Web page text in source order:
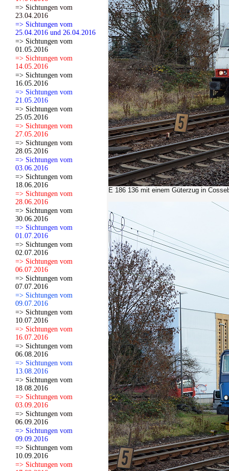
=> Sichtungen vom
23.04.2016
=> Sichtungen vom
25.04.2016 und 26.04.2016
=> Sichtungen vom
01.05.2016
=> Sichtungen vom
14.05.2016
=> Sichtungen vom
16.05.2016
=> Sichtungen vom
21.05.2016
=> Sichtungen vom
25.05.2016
=> Sichtungen vom
27.05.2016
=> Sichtungen vom
28.05.2016
=> Sichtungen vom
03.06.2016
=> Sichtungen vom
18.06.2016
=> Sichtungen vom
28.06.2016
=> Sichtungen vom
30.06.2016
=> Sichtungen vom
01.07.2016
=> Sichtungen vom
02.07.2016
=> Sichtungen vom
06.07.2016
=> Sichtungen vom
07.07.2016
=> Sichtungen vom
09.07.2016
=> Sichtungen vom
10.07.2016
=> Sichtungen vom
16.07.2016
=> Sichtungen vom
06.08.2016
=> Sichtungen vom
13.08.2016
=> Sichtungen vom
18.08.2016
=> Sichtungen vom
03.09.2016
=> Sichtungen vom
06.09.2016
=> Sichtungen vom
09.09.2016
=> Sichtungen vom
10.09.2016
=> Sichtungen vom
E 186 136 mit einem Güterzug in